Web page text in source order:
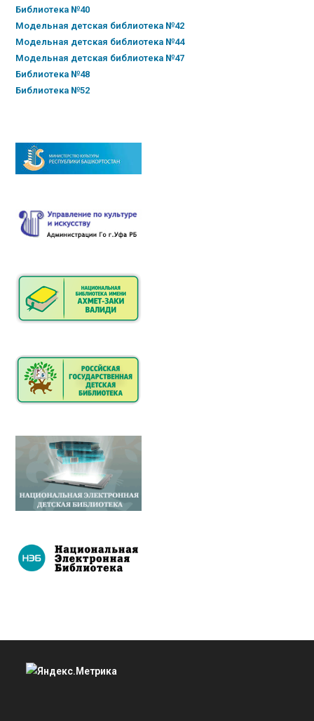
Библиотека №40
Модельная детская библиотека №42
Модельная детская библиотека №44
Модельная детская библиотека №47
Библиотека №48
Библиотека №52